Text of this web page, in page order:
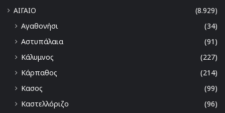
ΑΙΓΑΙΟ
(8.929)
Αγαθονήσι
(34)
Αστυπάλαια
(91)
Κάλυμνος
(227)
Κάρπαθος
(214)
Κασος
(99)
Καστελλόριζο
(96)